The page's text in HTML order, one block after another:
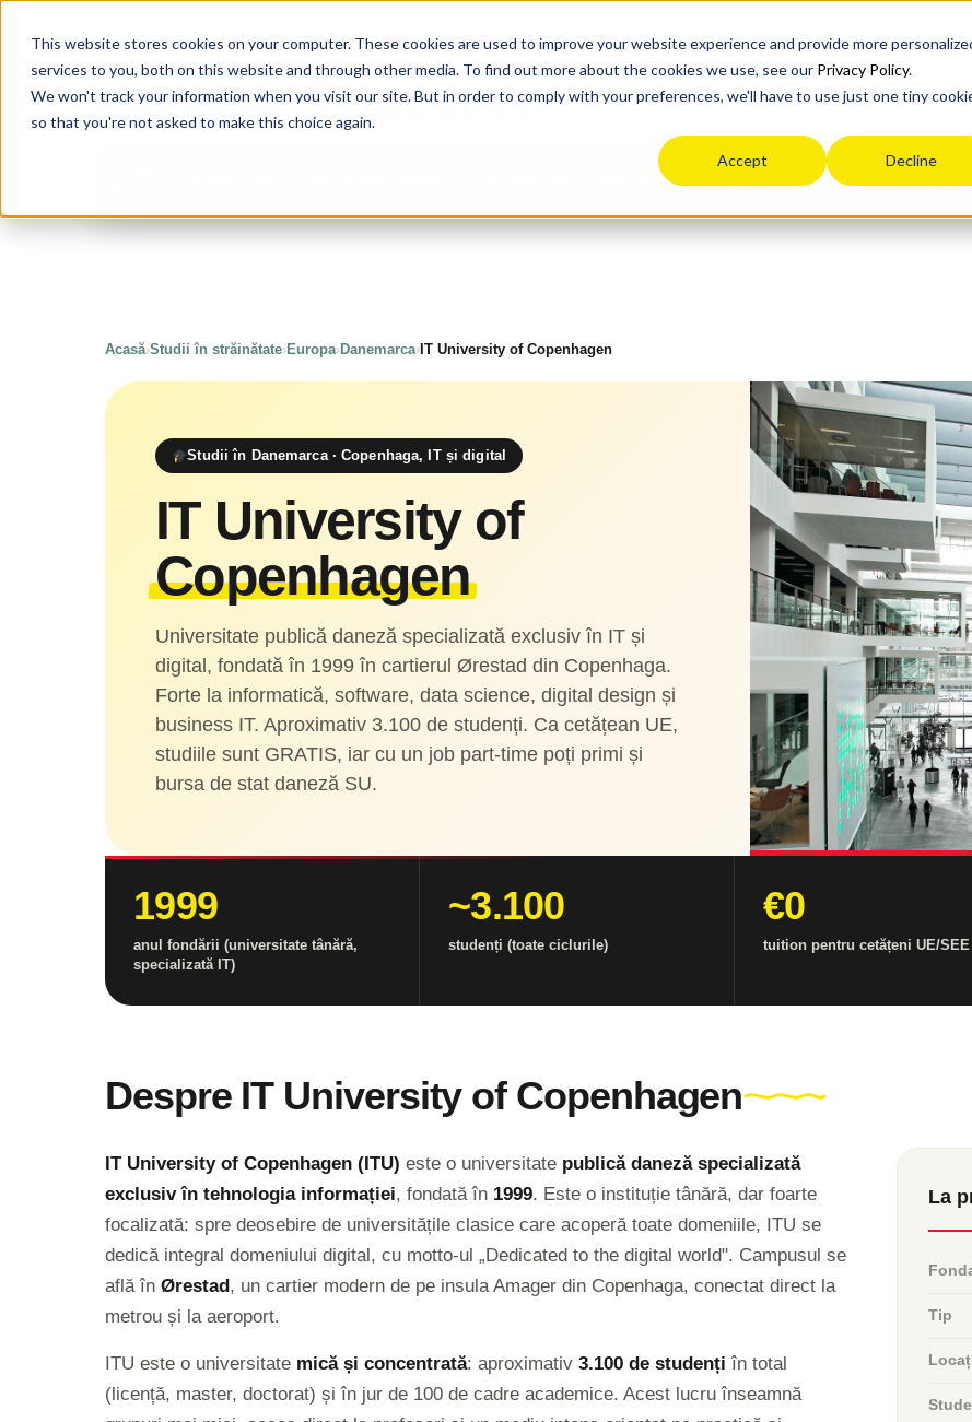
This website stores cookies on your computer. These cookies are used to improve your website experience and provide more
services to you, both on this website and through other media. To find out more about the cookies we use, see our Privacy Policy.
We won't track your information when you visit our site. But in order to comply with your preferences, we'll have to use just one tiny
so that you're not asked to make this choice again.
Accept Decline
UpgradeEducation
Resurse Viața după liceu
Acasă›Studii în străinătate›Europa›Danemarca› IT University of Copenhagen
Studii în Danemarca · Copenhaga, IT și digital
IT University of
Copenhagen
Universitate publică daneză specializată exclusiv în IT și
digital, fondată în 1999 în cartierul Ørestad din Copenhaga.
Forte la informatică, software, data science, digital design și
business IT. Aproximativ 3.100 de studenți. Ca cetățean UE,
studiile sunt GRATIS, iar cu un job part-time poți primi și
bursa de stat daneză SU.
1999
anul fondării (universitate tânără,
specializată IT)
~3.100
studenți (toate ciclurile)
€0
tuition pentru cetățeni UE/SEE
Despre IT University of Copenhagen
IT University of Copenhagen (ITU) este o universitate publică daneză specializată
exclusiv în tehnologia informației, fondată în 1999. Este o instituție tânără, dar foarte
focalizată: spre deosebire de universitățile clasice care acoperă toate domeniile, ITU se
dedică integral domeniului digital, cu motto-ul „Dedicated to the digital world". Campusul se
află în Ørestad, un cartier modern de pe insula Amager din Copenhaga, conectat direct la
metrou și la aeroport.
ITU este o universitate mică și concentrată: aproximativ 3.100 de studenți în total
(licență, master, doctorat) și în jur de 100 de cadre academice. Acest lucru înseamnă
La
Tip